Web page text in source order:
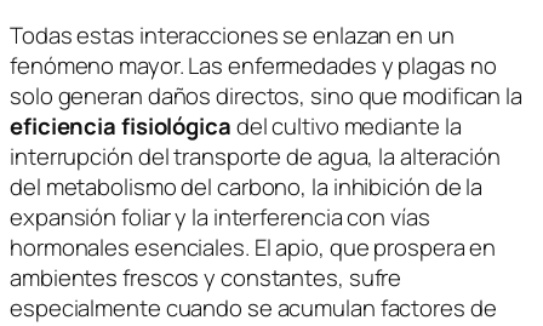
Todas estas interacciones se enlazan en un
fenómeno mayor. Las enfermedades y plagas no
solo generan daños directos, sino que modifican la
eficiencia fisiológicadel cultivo mediante la
interrupción del transporte de agua, la alteración
del metabolismo del carbono, la inhibición de la
expansión foliar y la interferencia con vías
hormonales esenciales. El apio, que prospera en
ambientes frescos y constantes, sufre
especialmente cuando se acumulan factores de